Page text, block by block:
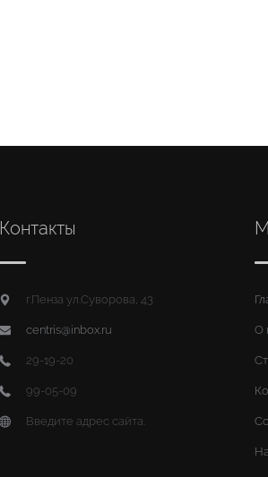
Контакты
г.Пенза ул.Суворова, 43
centris@inbox.ru
29-19-20
99-05-09
Введите адрес сайта.
О